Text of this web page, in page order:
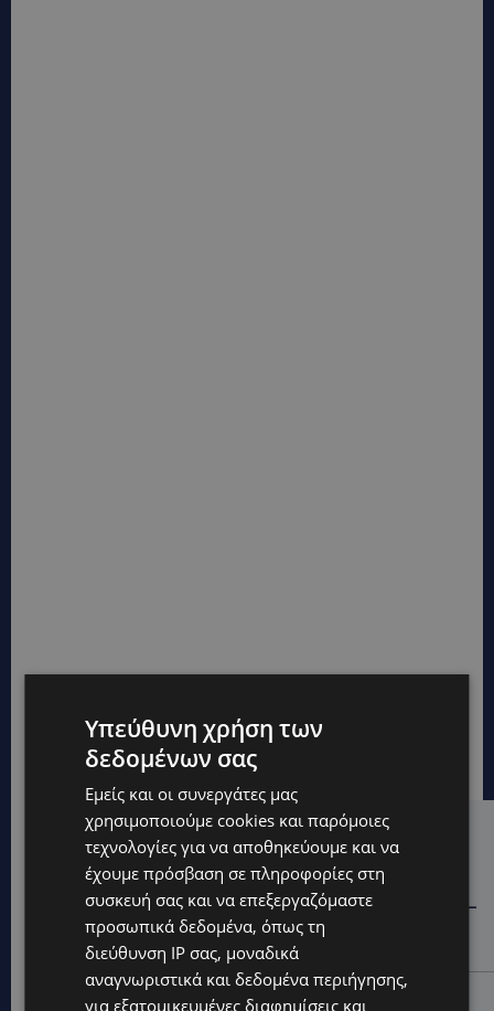
Hot this week
STORIES
ΓΕΝΕΘΛΙΟΣ ΗΜΕΡΑ: Η ηλικία είναι μόνο ένας αριθμός –
Οι άνθρωποι και οι στιγμές είναι η πραγματική μας
ιστορία
STORIES
Υπεύθυνη χρήση των
δεδομένων σας
Εμείς και οι συνεργάτες μας
χρησιμοποιούμε cookies και παρόμοιες
τεχνολογίες για να αποθηκεύουμε και να
έχουμε πρόσβαση σε πληροφορίες στη
συσκευή σας και να επεξεργαζόμαστε
προσωπικά δεδομένα, όπως τη
διεύθυνση IP σας, μοναδικά
αναγνωριστικά και δεδομένα περιήγησης,
για εξατομικευμένες διαφημίσεις και